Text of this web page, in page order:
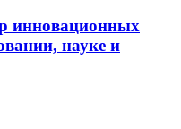
инновационных
науке и